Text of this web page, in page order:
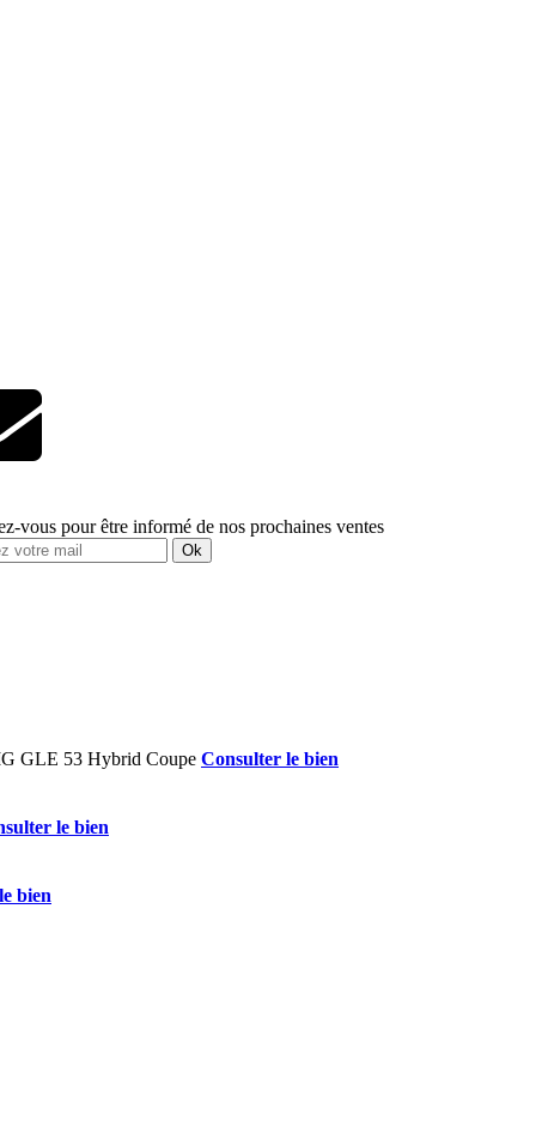
vous pour être informé de nos prochaines ventes
Ok
Consulter le bien
le bien
bien